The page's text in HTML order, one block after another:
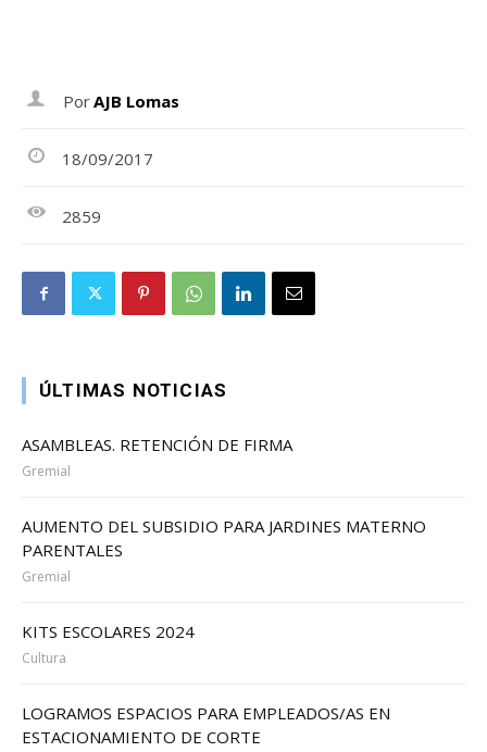
PorAJB Lomas
18/09/2017
2859
ÚLTIMAS NOTICIAS
ASAMBLEAS. RETENCIÓN DE FIRMA
Gremial
AUMENTO DEL SUBSIDIO PARA JARDINES MATERNO
PARENTALES
Gremial
KITS ESCOLARES 2024
Cultura
LOGRAMOS ESPACIOS PARA EMPLEADOS/AS EN
ESTACIONAMIENTO DE CORTE